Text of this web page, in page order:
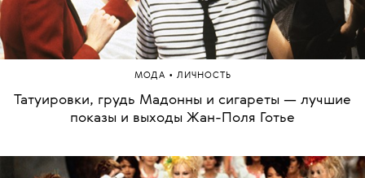
МОДА • ЛИЧНОСТЬ
Татуировки, грудь Мадонны и сигареты — лучшие
показы и выходы Жан-Поля Готье